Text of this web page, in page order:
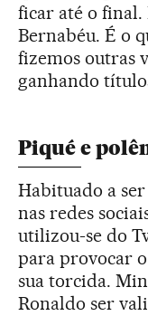
ficar até o final.
Bernabéu. É o
fizemos outras
ganhando
Piqué e
Habituado a
nas redes
utilizou-se do
para provocar
sua torcida.
Ronaldo ser